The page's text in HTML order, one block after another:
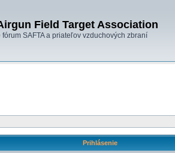
Field Target Association
fórum SAFTA a priateľov vzduchových zbraní
Prihlásenie